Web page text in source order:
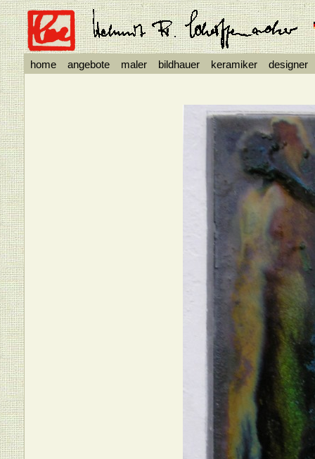
home angebote maler bildhauer keramiker designer